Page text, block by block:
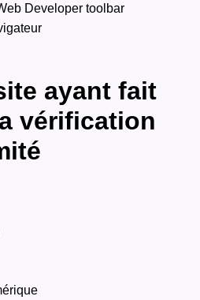
Developer toolbar
ayant fait
vérification